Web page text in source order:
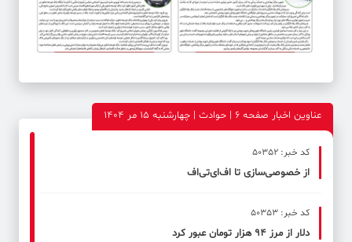
عناوین اخبار صفحه ۶ | حوادث | چهارشنبه 15 مر 1404
کد خبر: 50352
از خصوصی‌سازی تا اف‌ای‌تی‌اف
کد خبر: 50353
دلار از مرز ۹۴ هزار تومان عبور کرد